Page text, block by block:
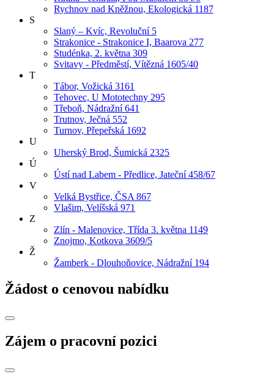
Rychnov nad Kněžnou, Ekologická 1187
S
Slaný – Kvíc, Revoluční 5
Strakonice - Strakonice I, Baarova 277
Studénka, 2. května 309
Svitavy - Předměstí, Vítězná 1605/40
T
Tábor, Vožická 3161
Tehovec, U Mototechny 295
Třeboň, Nádražní 641
Trutnov, Ječná 552
Turnov, Přepeřská 1692
U
Uherský Brod, Šumická 2325
Ú
Ústí nad Labem - Předlice, Jateční 458/67
V
Velká Bystřice, ČSA 867
Vlašim, Velíšská 971
Z
Zlín - Malenovice, Třída 3. května 1149
Znojmo, Kotkova 3609/5
Ž
Žamberk - Dlouhoňovice, Nádražní 194
Žádost o cenovou nabídku
Zájem o pracovní pozici